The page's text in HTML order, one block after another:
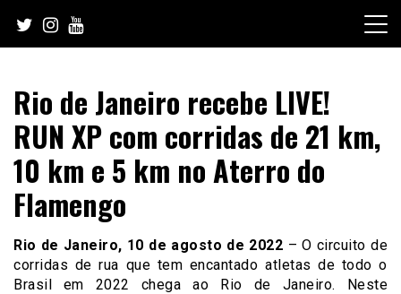
content
Rio de Janeiro recebe LIVE!
RUN XP com corridas de 21 km,
10 km e 5 km no Aterro do
Flamengo
Rio de Janeiro, 10 de agosto de 2022 – O circuito de
corridas de rua que tem encantado atletas de todo o
Brasil em 2022 chega ao Rio de Janeiro. Neste